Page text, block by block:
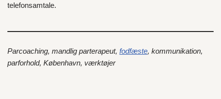
telefonsamtale.
Parcoaching, mandlig parterapeut, fodfæste, kommunikation,
parforhold, København, værktøjer